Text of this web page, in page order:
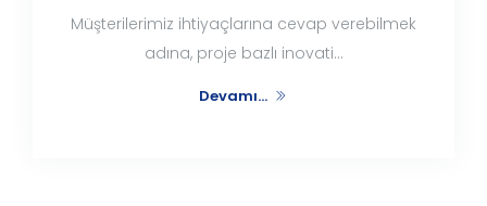
Müşterilerimiz ihtiyaçlarına cevap verebilmek
adına, proje bazlı inovati...
Devamı...